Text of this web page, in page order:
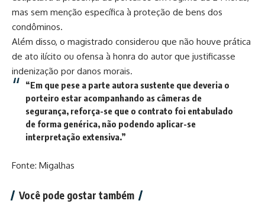
mas sem menção específica à proteção de bens dos
condôminos.
Além disso, o magistrado considerou que não houve prática
de ato ilícito ou ofensa à honra do autor que justificasse
indenização por danos morais.
“Em que pese a parte autora sustente que deveria o
porteiro estar acompanhando as câmeras de
segurança, reforça-se que o contrato foi entabulado
de forma genérica, não podendo aplicar-se
interpretação extensiva.”
Fonte: Migalhas
Você pode gostar também